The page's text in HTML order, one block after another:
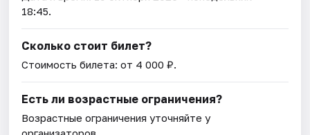
18:45.
Сколько стоит билет?
Стоимость билета: от 4 000 ₽.
Есть ли возрастные ограничения?
Возрастные ограничения уточняйте у